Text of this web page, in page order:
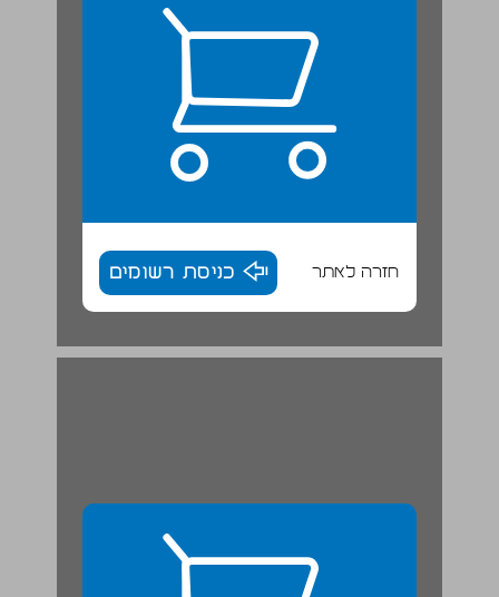
חזרה לאתר כניסת רשומים
פרט מתוך "בבית המרפא" מאת דוד פוגל ... 26